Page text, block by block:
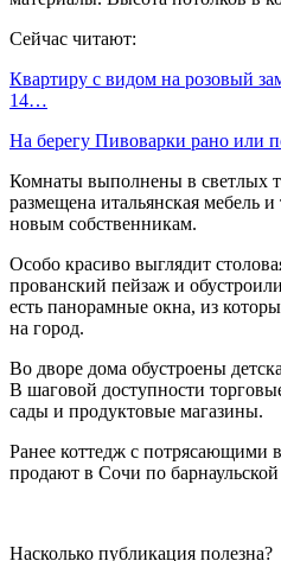
Сейчас читают:
Квартиру с видом на розовый
14…
На берегу Пивоварки рано или
Комнаты выполнены в светлых
размещена итальянская мебель
новым собственникам.
Особо красиво выглядит
прованский пейзаж и
есть панорамные окна, из
на город.
Во дворе дома обустроены
В шаговой доступности
сады и продуктовые магазины.
Ранее коттедж с потрясающими
продают в Сочи по
Насколько публикация полезна?